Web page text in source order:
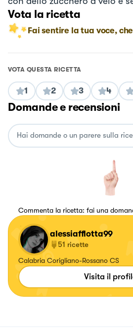
Vota la ricetta
Fai sentire la tua voce,
VOTA QUESTA RICETTA
1 2 3 4
Domande e recensioni
Commenta la ricetta: fai una
alessiafflotta99
51 ricette
Calabria Corigliano-Rossano CS
Visita il